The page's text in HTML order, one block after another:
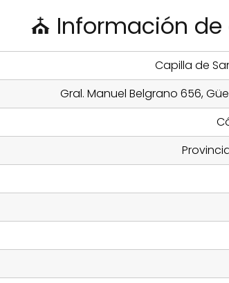
⛪ Información
Capilla de
Gral. Manuel Belgrano 656,